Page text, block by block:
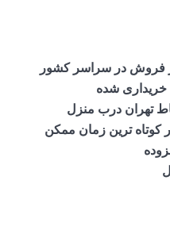
فروش در سراسر کشور
شده
تهران درب منزل
کوتاه ترین زمان ممکن